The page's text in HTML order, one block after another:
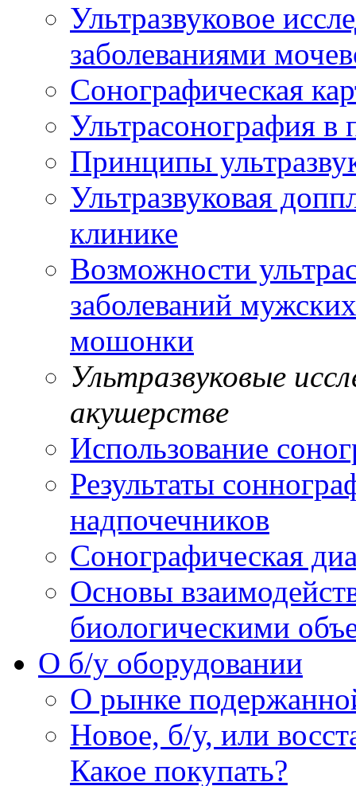
Ультразвуковое
заболеваниями
Сонографическая
Ультрасонография в
Принципы
Ультразвуковая
клинике
Возможности
заболеваний
мошонки
Ультразвуковые
акушерстве
Использование
Результаты
надпочечников
Сонографическая
Основы
биологическими
O б/у оборудовании
О рынке
Новое, б/у, или
Какое покупать?